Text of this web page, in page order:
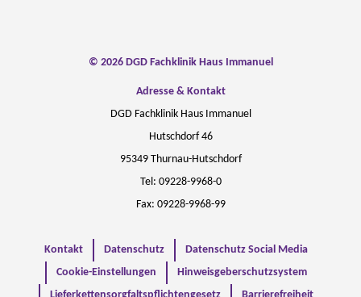
© 2026 DGD Fachklinik Haus Immanuel
Adresse & Kontakt
DGD Fachklinik Haus Immanuel
Hutschdorf 46
95349 Thurnau-Hutschdorf
Tel: 09228-9968-0
Fax: 09228-9968-99
Kontakt Datenschutz
Datenschutz Social Media
Cookie-Einstellungen
Hinweisgeberschutzsystem